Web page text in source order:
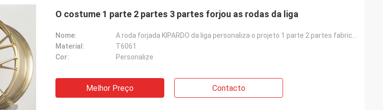
O costume 1 parte 2 partes 3 partes forjou as rodas da liga
Nome:
Material:
T6061
Cor:
Personalize
Melhor Preço Contacto